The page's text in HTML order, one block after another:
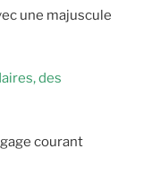
une majuscule
des
courant